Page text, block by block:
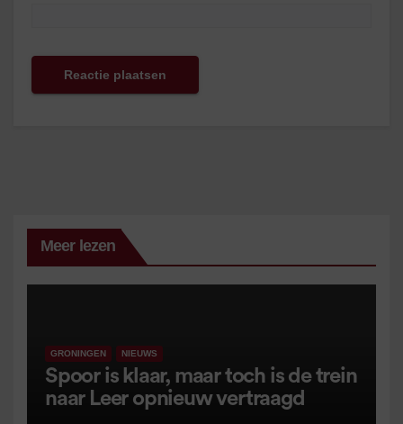
Meer lezen
GRONINGEN NIEUWS
Spoor is klaar, maar toch is de trein
naar Leer opnieuw vertraagd